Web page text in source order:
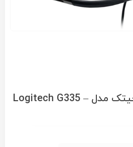
هدست گیمینگ لاجیتک مدل Logitech G335 –